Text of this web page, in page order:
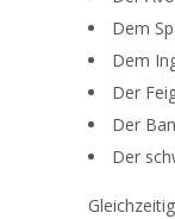
Dem
Dem
Der
Der
Der